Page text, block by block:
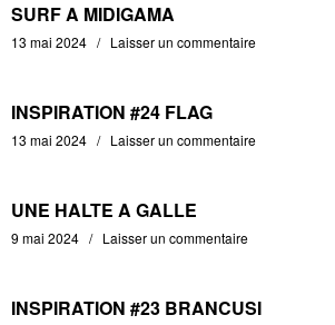
SURF A MIDIGAMA
13 mai 2024 Laisser un commentaire
INSPIRATION #24 FLAG
13 mai 2024 Laisser un commentaire
UNE HALTE A GALLE
9 mai 2024 Laisser un commentaire
INSPIRATION #23 BRANCUSI